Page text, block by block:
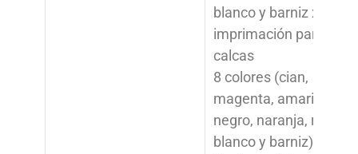
blanco y barniz x2) e
imprimación para
calcas
8 colores (cian,
magenta, amarillo,
negro, naranja, rojo,
blanco y barniz)